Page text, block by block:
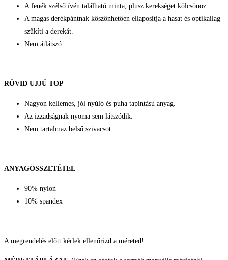
A fenék szélső ívén található minta, plusz kerekséget kölcsönöz.
A magas derékpántnak köszönhetően ellaposítja a hasat és optikailag
szűkíti a derekát.
Nem átlátszó.
RÖVID UJJÚ TOP
Nagyon kellemes, jól nyúló és puha tapintású anyag.
Az izzadságnak nyoma sem látszódik.
Nem tartalmaz belső szivacsot.
ANYAGÖSSZETÉTEL
90% nylon
10% spandex
A megrendelés előtt kérlek ellenőrizd a méreted!